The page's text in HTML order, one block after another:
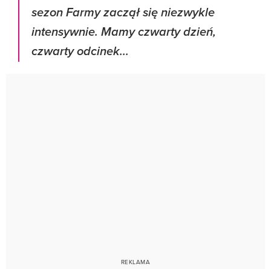
sezon Farmy zaczął się niezwykle
intensywnie. Mamy czwarty dzień,
czwarty odcinek...